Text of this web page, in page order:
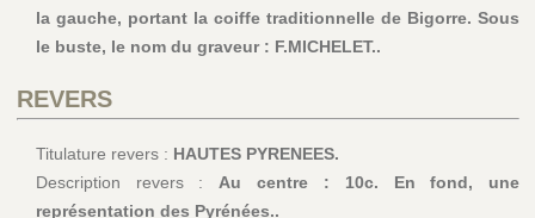
la gauche, portant la coiffe traditionnelle de Bigorre. Sous
le buste, le nom du graveur : F.MICHELET..
REVERS
Titulature revers : HAUTES PYRENEES.
Description revers : Au centre : 10c. En fond, une
représentation des Pyrénées..